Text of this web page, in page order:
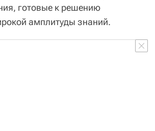
готовые к решению
амплитуды знаний.